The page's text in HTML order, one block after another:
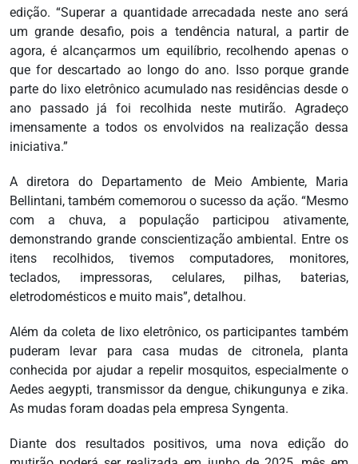
edição. “Superar a quantidade arrecadada neste ano será
um grande desafio, pois a tendência natural, a partir de
agora, é alcançarmos um equilíbrio, recolhendo apenas o
que for descartado ao longo do ano. Isso porque grande
parte do lixo eletrônico acumulado nas residências desde o
ano passado já foi recolhida neste mutirão. Agradeço
imensamente a todos os envolvidos na realização dessa
iniciativa.”
A diretora do Departamento de Meio Ambiente, Maria
Bellintani, também comemorou o sucesso da ação. “Mesmo
com a chuva, a população participou ativamente,
demonstrando grande conscientização ambiental. Entre os
itens recolhidos, tivemos computadores, monitores,
teclados, impressoras, celulares, pilhas, baterias,
eletrodomésticos e muito mais”, detalhou.
Além da coleta de lixo eletrônico, os participantes também
puderam levar para casa mudas de citronela, planta
conhecida por ajudar a repelir mosquitos, especialmente o
Aedes aegypti, transmissor da dengue, chikungunya e zika.
As mudas foram doadas pela empresa Syngenta.
Diante dos resultados positivos, uma nova edição do